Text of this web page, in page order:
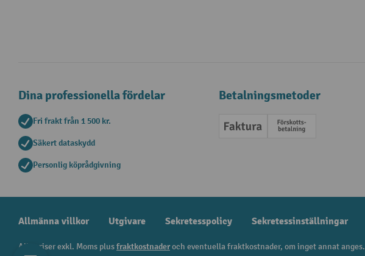
Dina professionella fördelar
Fri frakt från 1 500 kr.
Säkert dataskydd
Personlig köprådgivning
Betalningsmetoder
Faktura Förskottsbetalning
Allmänna villkor Utgivare Sekretesspolicy Sekretessinställningar
Alla priser exkl. Moms plusfraktkostnaderoch eventuella fraktkostnader, om inget annat anges.